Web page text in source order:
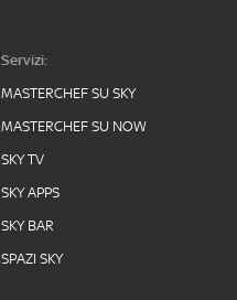
Servizi:
MASTERCHEF SU SKY
MASTERCHEF SU NOW
SKY TV
SKY APPS
SKY BAR
SPAZI SKY